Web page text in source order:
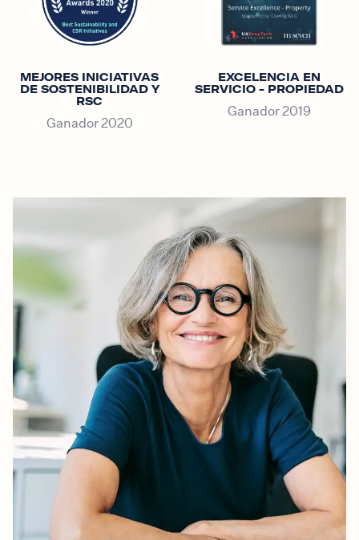
MEJORES INICIATIVAS
DE SOSTENIBILIDAD Y
RSC
Ganador 2020
EXCELENCIA EN
SERVICIO - PROPIEDAD
Ganador 2019